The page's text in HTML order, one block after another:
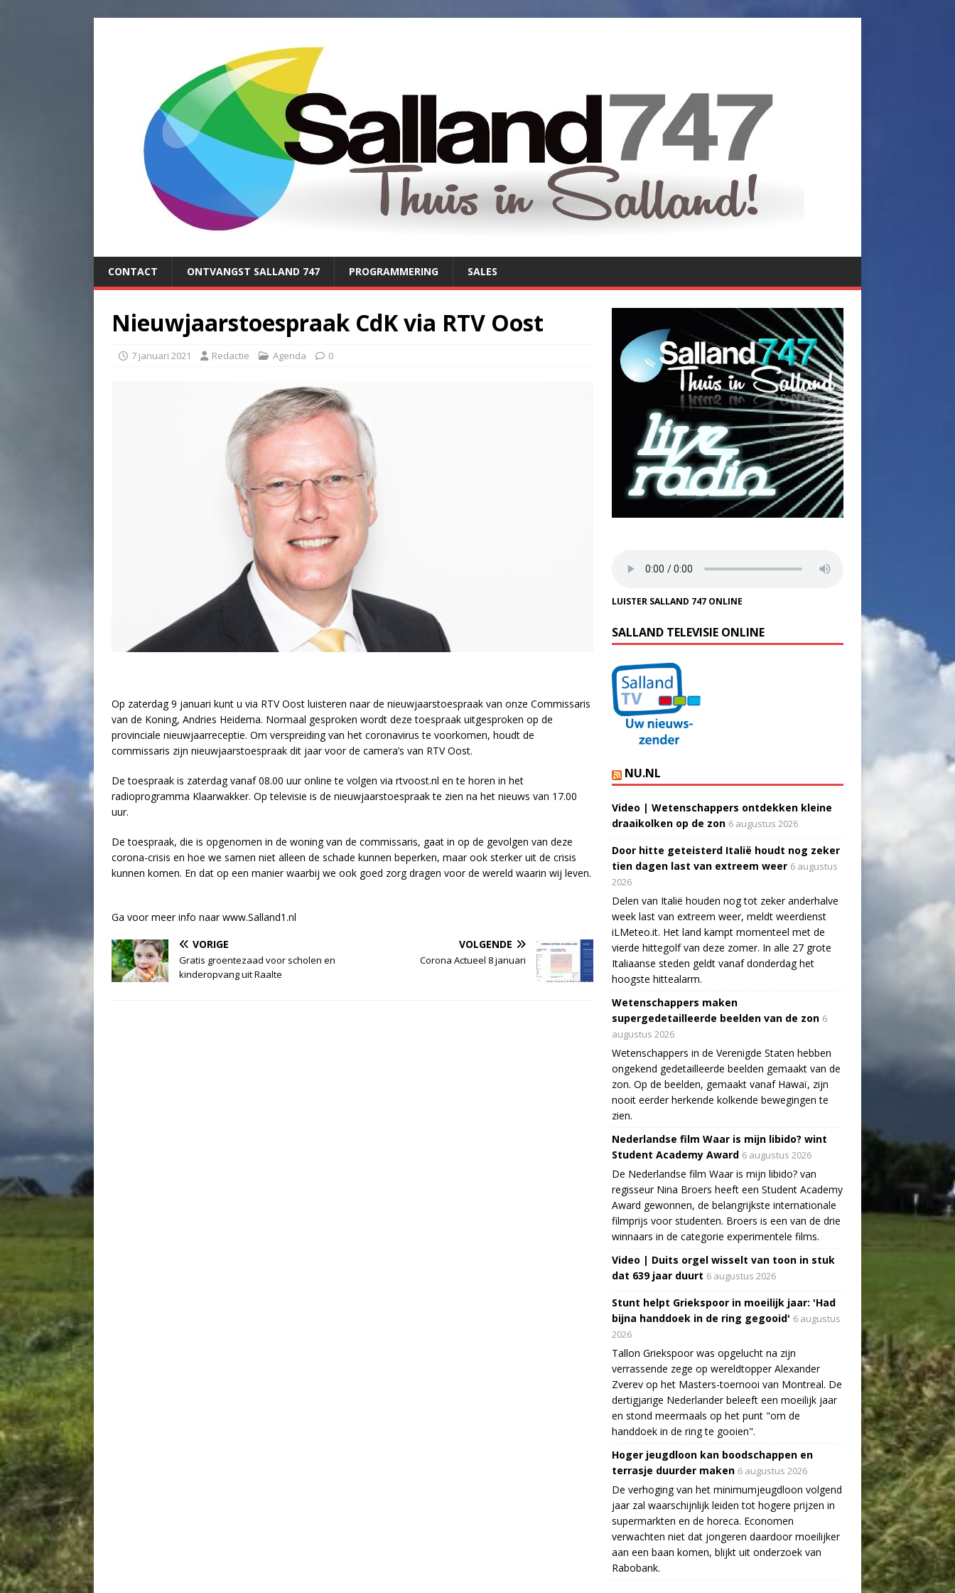
CONTACT ONTVANGST SALLAND 747 PROGRAMMERING SALES
Nieuwjaarstoespraak CdK via RTV Oost
7 januari 2021 Redactie Agenda 0
Op zaterdag 9 januari kunt u via RTV Oost luisteren naar de nieuwjaarstoespraak van onze Commissaris
van de Koning, Andries Heidema. Normaal gesproken wordt deze toespraak uitgesproken op de
provinciale nieuwjaarreceptie. Om verspreiding van het coronavirus te voorkomen, houdt de
commissaris zijn nieuwjaarstoespraak dit jaar voor de camera’s van RTV Oost.
De toespraak is zaterdag vanaf 08.00 uur online te volgen via rtvoost.nl en te horen in het
radioprogramma Klaarwakker. Op televisie is de nieuwjaarstoespraak te zien na het nieuws van 17.00
uur.
De toespraak, die is opgenomen in de woning van de commissaris, gaat in op de gevolgen van deze
corona-crisis en hoe we samen niet alleen de schade kunnen beperken, maar ook sterker uit de crisis
kunnen komen. En dat op een manier waarbij we ook goed zorg dragen voor de wereld waarin wij leven.
Ga voor meer info naar www.Salland1.nl
VORIGE
Gratis groentezaad voor scholen en
kinderopvang uit Raalte
VOLGENDE
Corona Actueel 8 januari
LUISTER SALLAND 747 ONLINE
SALLAND TELEVISIE ONLINE
NU.NL
Video | Wetenschappers ontdekken kleine
draaikolken op de zon 6 augustus 2026
Door hitte geteisterd Italië houdt nog zeker
tien dagen last van extreem weer 6 augustus
2026
Delen van Italië houden nog tot zeker anderhalve
week last van extreem weer, meldt weerdienst
iLMeteo.it. Het land kampt momenteel met de
vierde hittegolf van deze zomer. In alle 27 grote
Italiaanse steden geldt vanaf donderdag het
hoogste hittealarm.
Wetenschappers maken
supergedetailleerde beelden van de zon 6
augustus 2026
Wetenschappers in de Verenigde Staten hebben
ongekend gedetailleerde beelden gemaakt van de
zon. Op de beelden, gemaakt vanaf Hawaï, zijn
nooit eerder herkende kolkende bewegingen te
zien.
Nederlandse film Waar is mijn libido? wint
Student Academy Award 6 augustus 2026
De Nederlandse film Waar is mijn libido? van
regisseur Nina Broers heeft een Student Academy
Award gewonnen, de belangrijkste internationale
filmprijs voor studenten. Broers is een van de drie
winnaars in de categorie experimentele films.
Video | Duits orgel wisselt van toon in stuk
dat 639 jaar duurt 6 augustus 2026
Stunt helpt Griekspoor in moeilijk jaar: 'Had
bijna handdoek in de ring gegooid' 6 augustus
2026
Tallon Griekspoor was opgelucht na zijn
verrassende zege op wereldtopper Alexander
Zverev op het Masters-toernooi van Montreal. De
dertigjarige Nederlander beleeft een moeilijk jaar
en stond meermaals op het punt "om de
handdoek in de ring te gooien".
Hoger jeugdloon kan boodschappen en
terrasje duurder maken 6 augustus 2026
De verhoging van het minimumjeugdloon volgend
jaar zal waarschijnlijk leiden tot hogere prijzen in
supermarkten en de horeca. Economen
verwachten niet dat jongeren daardoor moeilijker
aan een baan komen, blijkt uit onderzoek van
Rabobank.